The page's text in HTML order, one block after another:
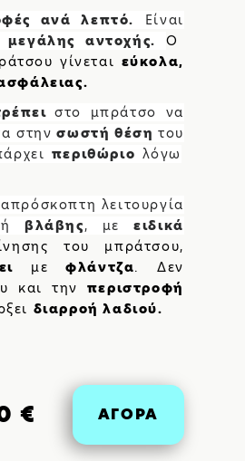
ανά λεπτό.
Είναι
μεγάλης αντοχής. Ο
γίνεται εύκολα,
στο μπράτσο να
στην σωστή θέση του
περιθώριο λόγω
λειτουργία
ή βλάβης, μεειδικά
του μπράτσου,
μεφλάντζα. Δεν
και την περιστροφή
διαρροή λαδιού.
€ ΑΓΟΡΑ